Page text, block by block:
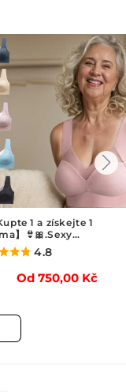
1 a získejte 1
】👙🎀.Sexy
podprsenka
4.8
Běžná
Od 750,00 Kč